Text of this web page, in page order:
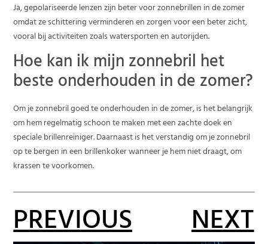
Ja, gepolariseerde lenzen zijn beter voor zonnebrillen in de zomer
omdat ze schittering verminderen en zorgen voor een beter zicht,
vooral bij activiteiten zoals watersporten en autorijden.
Hoe kan ik mijn zonnebril het
beste onderhouden in de zomer?
Om je zonnebril goed te onderhouden in de zomer, is het belangrijk
om hem regelmatig schoon te maken met een zachte doek en
speciale brillenreiniger. Daarnaast is het verstandig om je zonnebril
op te bergen in een brillenkoker wanneer je hem niet draagt, om
krassen te voorkomen.
PREVIOUS NEXT